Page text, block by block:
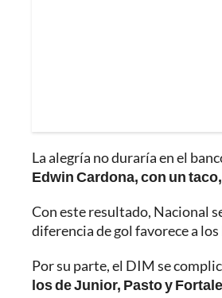
La alegría no duraría en el
Edwin Cardona, con un
Con este resultado, Nacional
diferencia de gol favorece a
Por su parte, el DIM se
los de Junior, Pasto y